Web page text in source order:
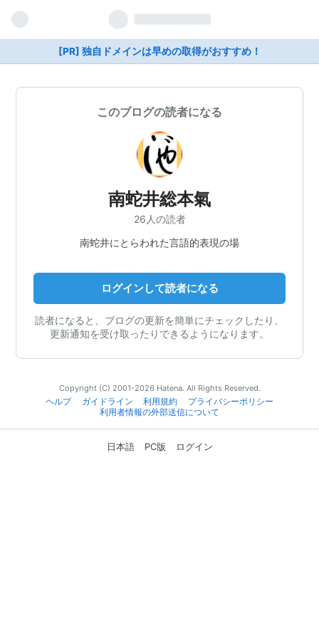
[PR] 独自ドメインは早めの取得がおすすめ！
このブログの読者になる
南蛇井総本氣
26人の読者
南蛇井にとらわれた言語的表現の場
ログインして読者になる
読者になると、ブログの更新を簡単にチェックしたり、
更新通知を受け取ったりできるようになります。
Copyright (C) 2001-2026 Hatena. All Rights Reserved.
ヘルプ
ガイドライン 利用規約
プライバシーポリシー
利用者情報の外部送信について
日本語 PC版 ログイン